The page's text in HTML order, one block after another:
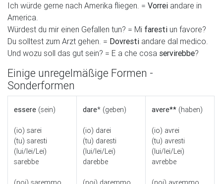
Ich würde gerne nach Amerika fliegen. = Vorrei andare in
America.
Würdest du mir einen Gefallen tun? = Mi faresti un favore?
Du solltest zum Arzt gehen. = Dovresti andare dal medico.
Und wozu soll das gut sein? = E a che cosa servirebbe?
Einige unregelmäßige Formen -
Sonderformen
essere (sein)
(io) sarei
(tu) saresti
(lui/lei/Lei)
sarebbe
dare* (geben)
(io) darei
(tu) daresti
(lui/lei/Lei)
darebbe
avere** (haben)
(io) avrei
(tu) avresti
(lui/lei/Lei)
avrebbe